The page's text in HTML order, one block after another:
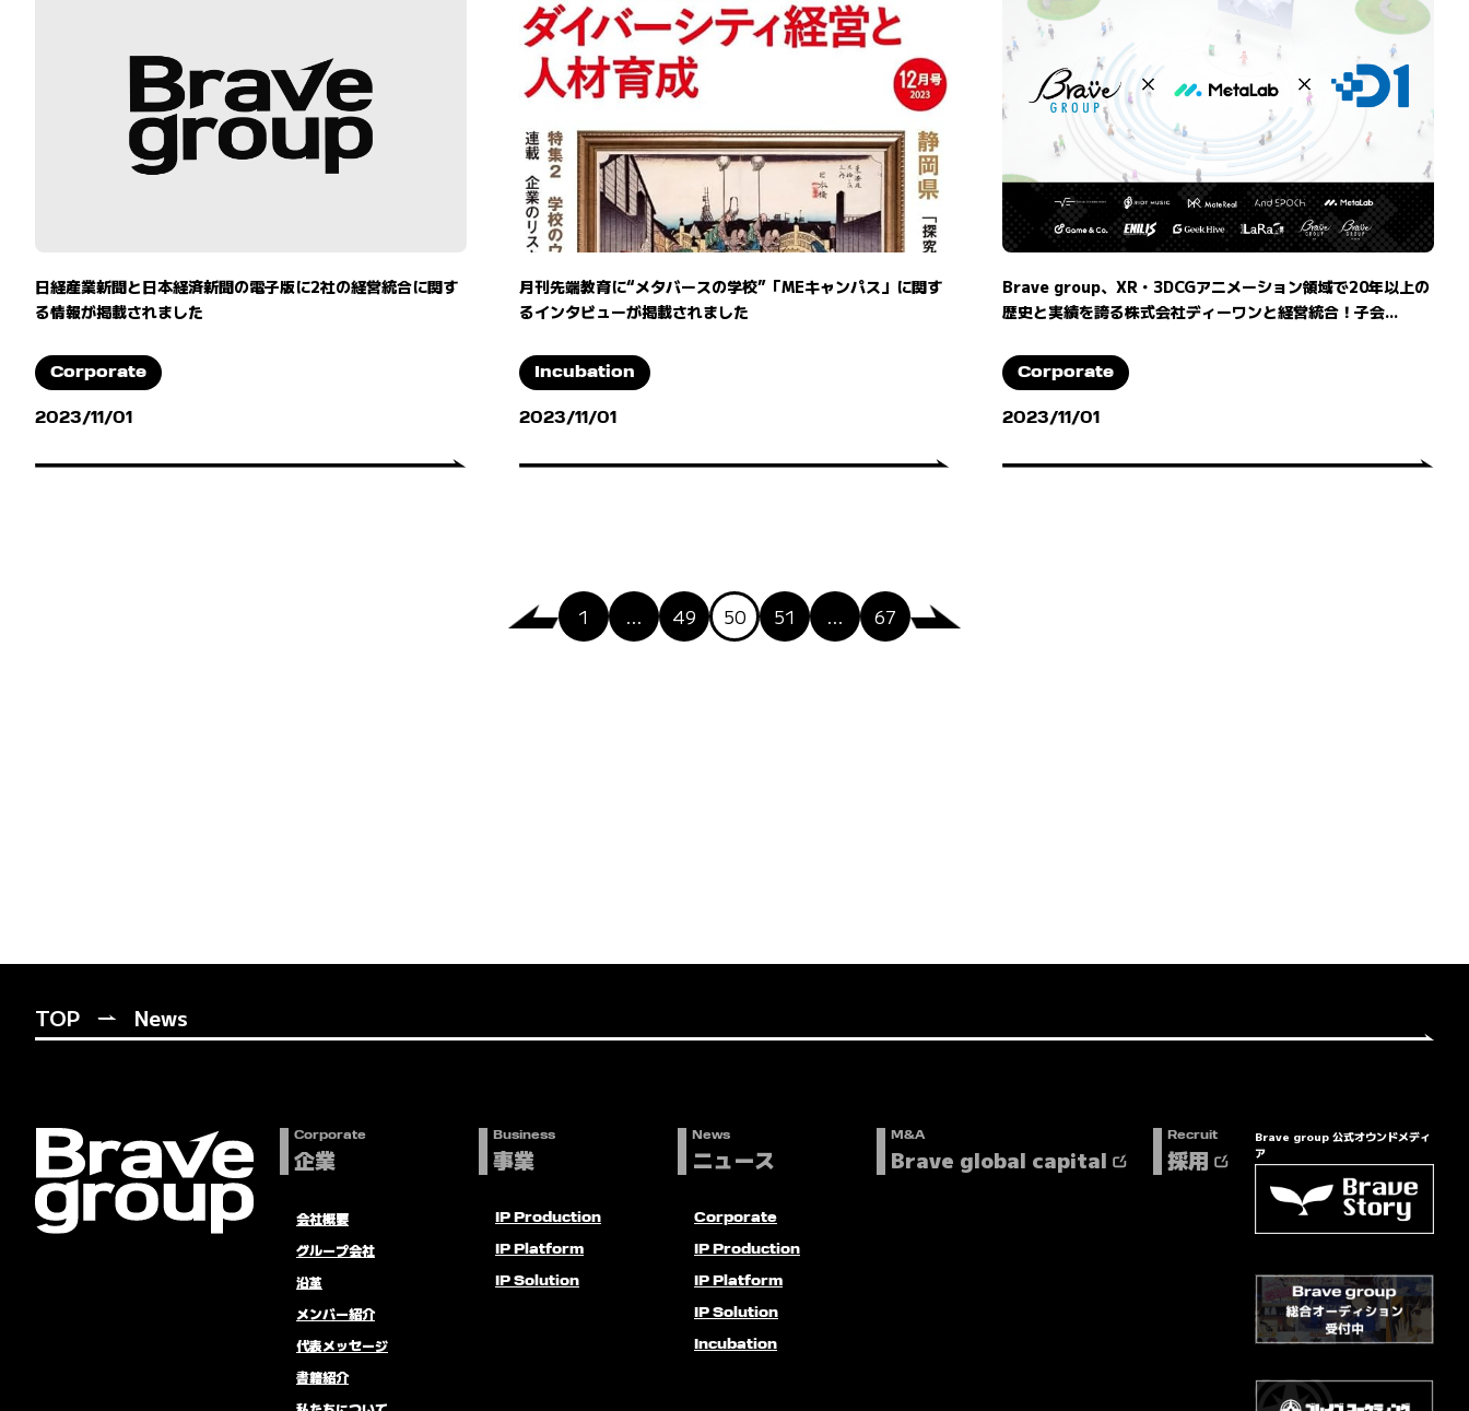
日経産業新聞と日本経済新聞の電子版に2社の経営統合に関す
る情報が掲載されました
Corporate
2023/11/01
月刊先端教育に“メタバースの学校”「MEキャンパス」に関す
るインタビューが掲載されました
Incubation
2023/11/01
Brave group、XR・3DCGアニメーション領域で20年以上の
歴史と実績を誇る株式会社ディーワンと経営統合！子会...
Corporate
2023/11/01
1 … 49 50 51 … 67
TOP News
Corporate
企業
会社概要
グループ会社
沿革
メンバー紹介
代表メッセージ
書籍紹介
Business
事業
IP Production
IP Platform
IP Solution
News
ニュース
Corporate
IP Production
IP Platform
IP Solution
Incubation
M&A
Brave global capital
Recruit
採用
Brave group 公式オウンドメディ
ア